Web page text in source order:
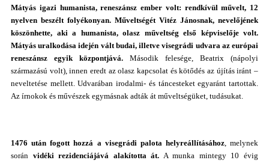
Mátyás igazi humanista, reneszánsz ember volt: rendkívül művelt, 12
nyelven beszélt folyékonyan. Műveltségét Vitéz Jánosnak, nevelőjének
köszönhette, aki a humanista, olasz műveltség első képviselője volt.
Mátyás uralkodása idején vált budai, illetve visegrádi udvara az európai
reneszánsz egyik központjává. Második felesége, Beatrix (nápolyi
származású volt), innen eredt az olasz kapcsolat és kötődés az újítás iránt –
neveltetése mellett. Udvarában irodalmi- és táncesteket egyaránt tartottak.
Az írnokok és művészek egymásnak adták át műveltségüket, tudásukat.
1476 után fogott hozzá a visegrádi palota helyreállításához, melynek
során vidéki rezidenciájává alakította át. A munka mintegy 10 évig